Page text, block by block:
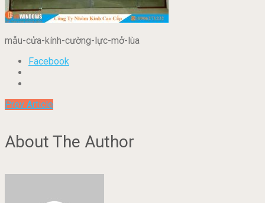
mẫu-cửa-kính-cường-lực-mở-lùa
Facebook
Prev Article
About The Author